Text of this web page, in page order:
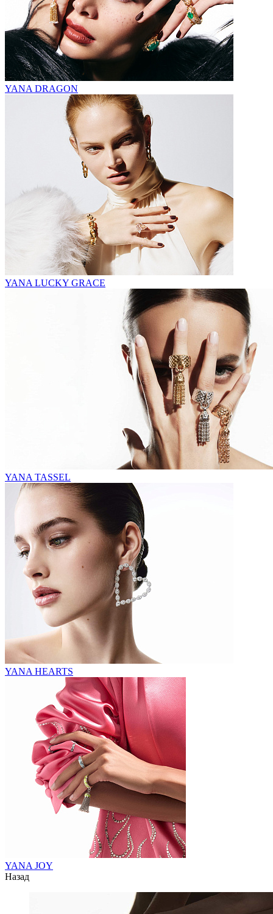
YANA DRAGON
YANA LUCKY GRACE
YANA TASSEL
YANA HEARTS
YANA JOY
Назад